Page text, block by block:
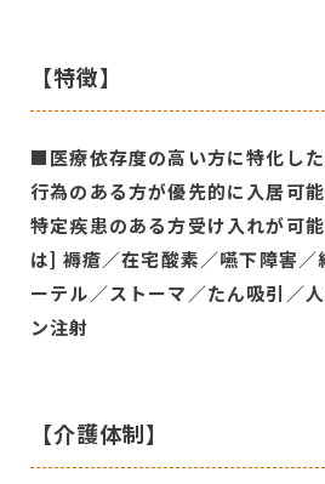
【特徴】
■医療依存度の高い方に特化し
行為のある方が優先的に入居可
特定疾患のある方受け入れが可
は] 褥瘡／在宅酸素／嚥下障害／
ーテル／ストーマ／たん吸引／
ン注射
【介護体制】